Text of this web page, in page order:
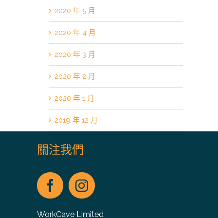
2020 年 5 月
2020 年 4 月
2020 年 3 月
2020 年 2 月
2020 年 1 月
2019 年 12 月
關注我們
WorkCave Limited